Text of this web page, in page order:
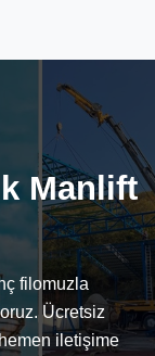
Manlift
filomuzla
Ücretsiz
iletişime